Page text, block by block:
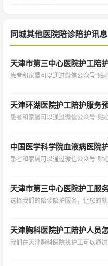
同城其他医院陪诊陪护讯息
天津市第三中心医院护工陪
患者和家属可以通过微信公众号“贴
天津环湖医院护工陪护服务
患者和家属可以通过微信公众号“贴
中国医学科学院血液病医院
患者和家属可以通过微信公众号“贴
天津市第三中心医院护工服
选择我们的陪诊陪护服务，让您的
天津胸科医院护工陪护人员
我们在天津胸科医院找护工可以通